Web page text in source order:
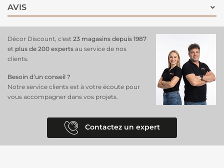
Utilisation :
AVIS
Décor Discount, c'est 23 magasins depuis 1987
et plus de 200 experts au service de nos
clients.
Besoin d’un conseil ?
Notre service clients est à votre écoute pour
vous accompagner dans vos projets.
Contactez un expert